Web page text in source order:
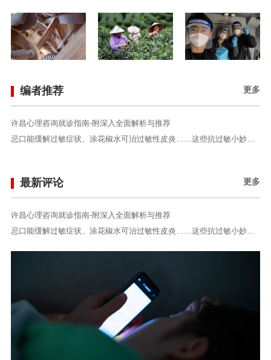
更多
编者推荐
许昌心理咨询就诊指南-附深入全面解析与推荐
忌口能缓解过敏症状、涂花椒水可治过敏性皮炎……这些抗过敏小妙招都是“坑” 陈 曦
更多
最新评论
许昌心理咨询就诊指南-附深入全面解析与推荐
忌口能缓解过敏症状、涂花椒水可治过敏性皮炎……这些抗过敏小妙招都是“坑” 陈 曦